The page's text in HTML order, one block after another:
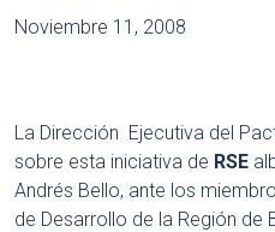
Noviembre 11, 2008
La Dirección Ejecutiva del
sobre esta iniciativa de RSE
Andrés Bello, ante los
de Desarrollo de la Región de